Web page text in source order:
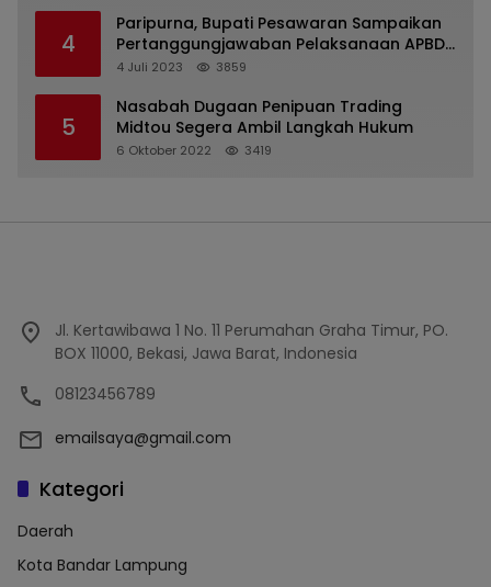
4
Paripurna, Bupati Pesawaran Sampaikan
Pertanggungjawaban Pelaksanaan APBD
2022
4 Juli 2023 3859
5
Nasabah Dugaan Penipuan Trading
Midtou Segera Ambil Langkah Hukum
6 Oktober 2022 3419
Jl. Kertawibawa 1 No. 11 Perumahan Graha Timur, PO.
BOX 11000, Bekasi, Jawa Barat, Indonesia
08123456789
emailsaya@gmail.com
Kategori
Daerah
Kota Bandar Lampung